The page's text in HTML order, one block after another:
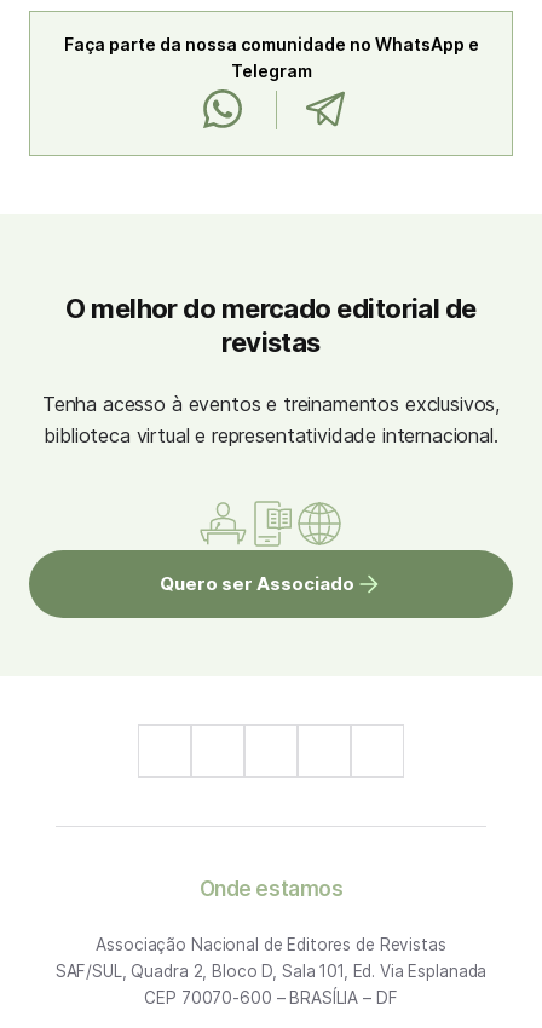
Faça parte da nossa comunidade no WhatsApp e
Telegram
O melhor do mercado editorial de
revistas
Tenha acesso à eventos e treinamentos exclusivos,
biblioteca virtual e representatividade internacional.
Quero ser Associado
Onde estamos
Associação Nacional de Editores de Revistas
SAF/SUL, Quadra 2, Bloco D, Sala 101, Ed. Via Esplanada
CEP 70070-600 – BRASÍLIA – DF